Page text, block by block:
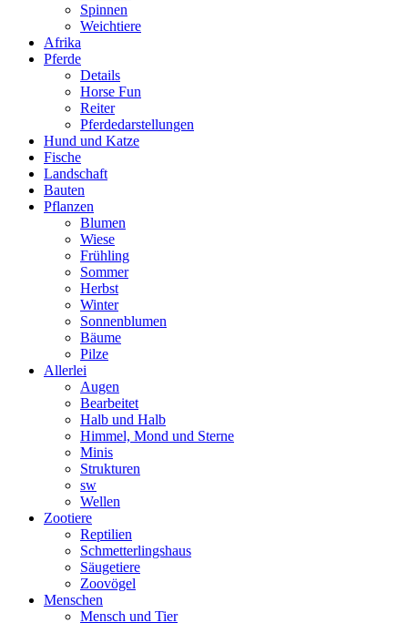
Spinnen
Weichtiere
Afrika
Pferde
Details
Horse Fun
Reiter
Pferdedarstellungen
Hund und Katze
Fische
Landschaft
Bauten
Pflanzen
Blumen
Wiese
Frühling
Sommer
Herbst
Winter
Sonnenblumen
Bäume
Pilze
Allerlei
Augen
Bearbeitet
Halb und Halb
Himmel, Mond und Sterne
Minis
Strukturen
sw
Wellen
Zootiere
Reptilien
Schmetterlingshaus
Säugetiere
Zoovögel
Menschen
Mensch und Tier